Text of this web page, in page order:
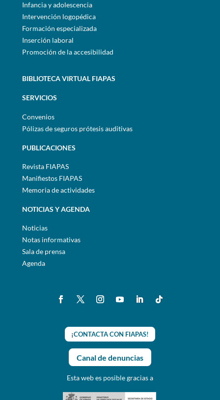
Infancia y adolescencia
Intervención logopédica
Formación especializada
Inserción laboral
Promoción de la accesibilidad
BIBLIOTECA VIRTUAL FIAPAS
SERVICIOS
Convenios
Pólizas de seguros prótesis auditivas
PUBLICACIONES
Revista FIAPAS
Manifiestos FIAPAS
Memoria de actividades
NOTICIAS Y AGENDA
Noticias
Notas informativas
Sala de prensa
Agenda
¡CONTACTA CON FIAPAS!
Canal de denuncias
Esta web es posible gracias a